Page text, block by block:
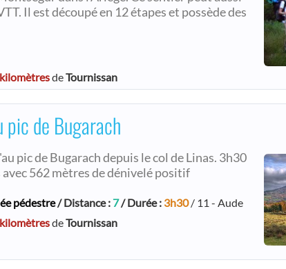
Il est découpé en 12 étapes et possède des
deTournissan
pic de Bugarach
pic de Bugarach depuis le col de Linas. 3h30
562 mètres de dénivelé positif
pédestre/ Distance : 7/ Durée : 3h30/ 11 - Aude
deTournissan